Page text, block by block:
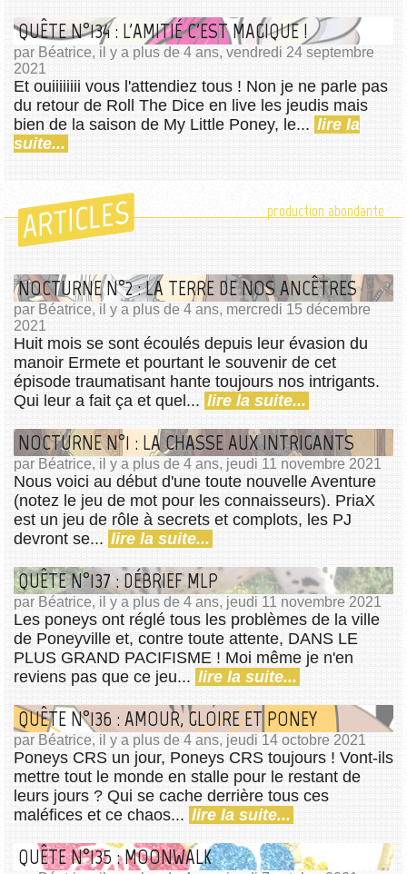
QUÊTE N°134 : L'AMITIÉ C'EST MAGIQUE !
par Béatrice, il y a plus de 4 ans, vendredi 24 septembre
2021
Et ouiiiiiiii vous l'attendiez tous ! Non je ne parle pas
du retour de Roll The Dice en live les jeudis mais
bien de la saison de My Little Poney, le... lire la
suite...
ARTICLES production abondante
NOCTURNE N°2 : LA TERRE DE NOS ANCÊTRES
par Béatrice, il y a plus de 4 ans, mercredi 15 décembre
2021
Huit mois se sont écoulés depuis leur évasion du
manoir Ermete et pourtant le souvenir de cet
épisode traumatisant hante toujours nos intrigants.
Qui leur a fait ça et quel... lire la suite...
NOCTURNE N°1 : LA CHASSE AUX INTRIGANTS
par Béatrice, il y a plus de 4 ans, jeudi 11 novembre 2021
Nous voici au début d'une toute nouvelle Aventure
(notez le jeu de mot pour les connaisseurs). PriaX
est un jeu de rôle à secrets et complots, les PJ
devront se... lire la suite...
QUÊTE N°137 : DÉBRIEF MLP
par Béatrice, il y a plus de 4 ans, jeudi 11 novembre 2021
Les poneys ont réglé tous les problèmes de la ville
de Poneyville et, contre toute attente, DANS LE
PLUS GRAND PACIFISME ! Moi même je n'en
reviens pas que ce jeu... lire la suite...
QUÊTE N°136 : AMOUR, GLOIRE ET PONEY
par Béatrice, il y a plus de 4 ans, jeudi 14 octobre 2021
Poneys CRS un jour, Poneys CRS toujours ! Vont-ils
mettre tout le monde en stalle pour le restant de
leurs jours ? Qui se cache derrière tous ces
maléfices et ce chaos... lire la suite...
QUÊTE N°135 : MOONWALK